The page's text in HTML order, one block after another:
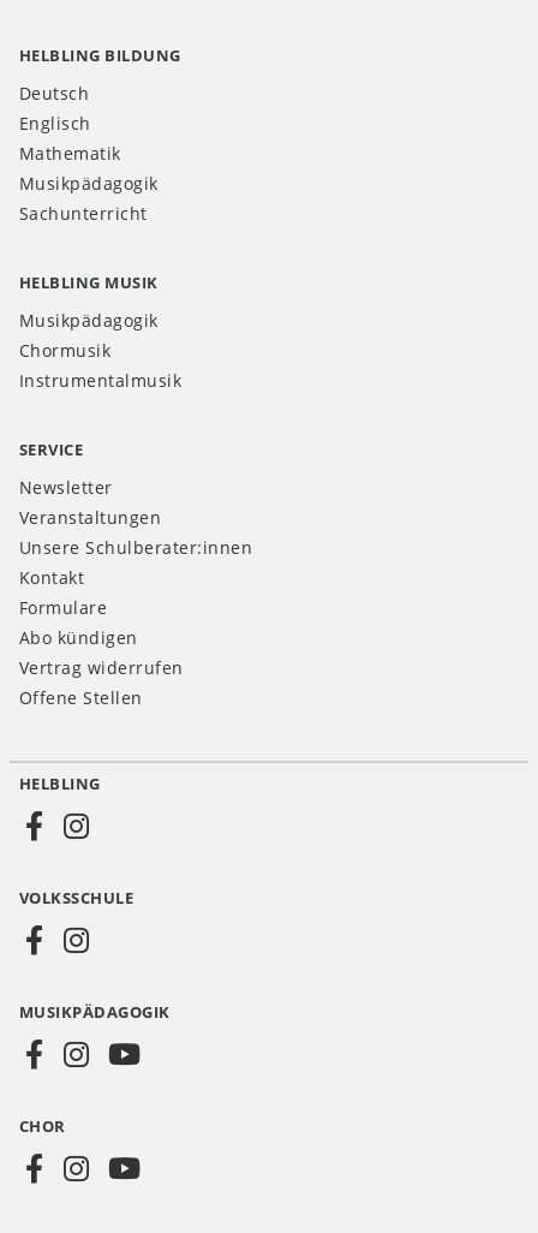
HELBLING BILDUNG
Deutsch
Englisch
Mathematik
Musikpädagogik
Sachunterricht
HELBLING MUSIK
Musikpädagogik
Chormusik
Instrumentalmusik
SERVICE
Newsletter
Veranstaltungen
Unsere Schulberater:innen
Kontakt
Formulare
Abo kündigen
Vertrag widerrufen
Offene Stellen
Social
AT
HELBLING
VOLKSSCHULE
MUSIKPÄDAGOGIK
CHOR